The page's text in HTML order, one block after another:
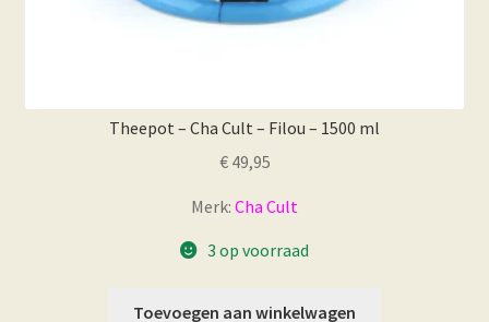
Theepot – Cha Cult – Filou – 1500 ml
€49,95
Merk: Cha Cult
3 op voorraad
Toevoegen aan winkelwagen